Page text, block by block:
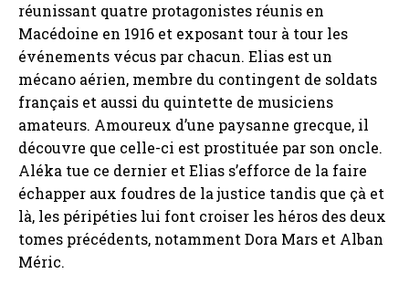
réunissant quatre protagonistes réunis en
Macédoine en 1916 et exposant tour à tour les
événements vécus par chacun. Elias est un
mécano aérien, membre du contingent de soldats
français et aussi du quintette de musiciens
amateurs. Amoureux d’une paysanne grecque, il
découvre que celle-ci est prostituée par son oncle.
Aléka tue ce dernier et Elias s’efforce de la faire
échapper aux foudres de la justice tandis que çà et
là, les péripéties lui font croiser les héros des deux
tomes précédents, notamment Dora Mars et Alban
Méric.